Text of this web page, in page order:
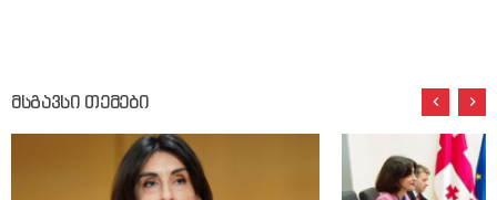
მსგავსი თემები